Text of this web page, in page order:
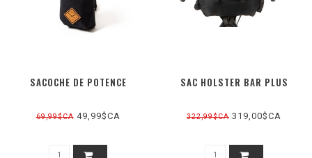
SACOCHE DE POTENCE
69,99$CA49,99$CA
SAC HOLSTER BAR PLUS
322,99$CA 319,00$CA